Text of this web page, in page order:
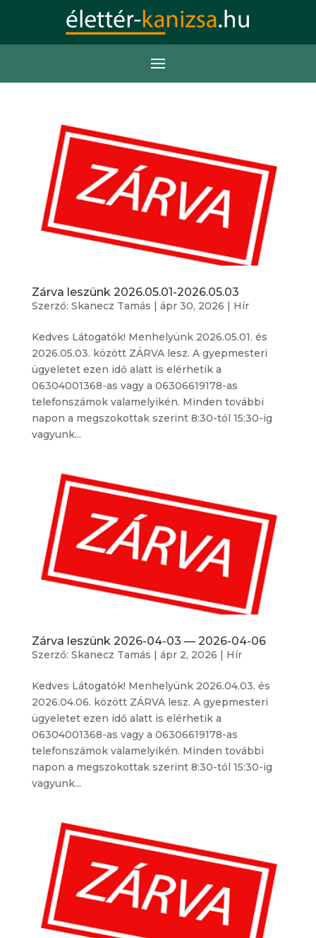
Zárva leszünk 2026.05.01-2026.05.03
Szerző: Skanecz Tamás | ápr 30, 2026 | Hír
Kedves Látogatók! Menhelyünk 2026.05.01. és
2026.05.03. között ZÁRVA lesz. A gyepmesteri
ügyeletet ezen idő alatt is elérhetik a
06304001368-as vagy a 06306619178-as
telefonszámok valamelyikén. Minden további
napon a megszokottak szerint 8:30-tól 15:30-ig
vagyunk...
Zárva leszünk 2026-04-03 — 2026-04-06
Szerző: Skanecz Tamás | ápr 2, 2026 | Hír
Kedves Látogatók! Menhelyünk 2026.04.03. és
2026.04.06. között ZÁRVA lesz. A gyepmesteri
ügyeletet ezen idő alatt is elérhetik a
06304001368-as vagy a 06306619178-as
telefonszámok valamelyikén. Minden további
napon a megszokottak szerint 8:30-tól 15:30-ig
vagyunk...